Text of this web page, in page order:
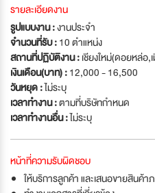
รายละเอียดงาน
รูปแบบงาน :งานประจำ
จำนวนที่รับ :10 ตำแหน่ง
สถานที่ปฏิบัติงาน :เชียงใหม่(ดอยหล่อ,
เงินเดือน(บาท) :12,000 - 16,500
วันหยุด :ไม่ระบุ
เวลาทำงาน :ตามที่บริษัทกำหนด
เวลาทำงานอื่น :ไม่ระบุ
หน้าที่ความรับผิดชอบ
ให้บริการลูกค้า และเสนอขายสินค้า